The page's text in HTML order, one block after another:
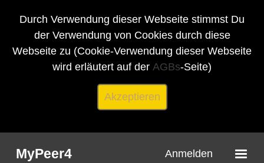
Durch Verwendung dieser Webseite stimmst Du
der Verwendung von Cookies durch diese
Webseite zu (Cookie-Verwendung dieser Webseite
wird erläutert auf der AGBs-Seite)
Akzeptieren
MyPeer4 Anmelden